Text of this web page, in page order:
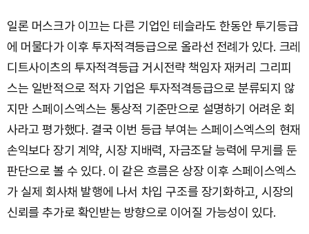
일론 머스크가 이끄는 다른 기업인 테슬라도 한동안 투기등급
에 머물다가 이후 투자적격등급으로 올라선 전례가 있다. 크레
디트사이츠의 투자적격등급 거시전략 책임자 재커리 그리피
스는 일반적으로 적자 기업은 투자적격등급으로 분류되지 않
지만 스페이스엑스는 통상적 기준만으로 설명하기 어려운 회
사라고 평가했다. 결국 이번 등급 부여는 스페이스엑스의 현재
손익보다 장기 계약, 시장 지배력, 자금조달 능력에 무게를 둔
판단으로 볼 수 있다. 이 같은 흐름은 상장 이후 스페이스엑스
가 실제 회사채 발행에 나서 차입 구조를 장기화하고, 시장의
신뢰를 추가로 확인받는 방향으로 이어질 가능성이 있다.